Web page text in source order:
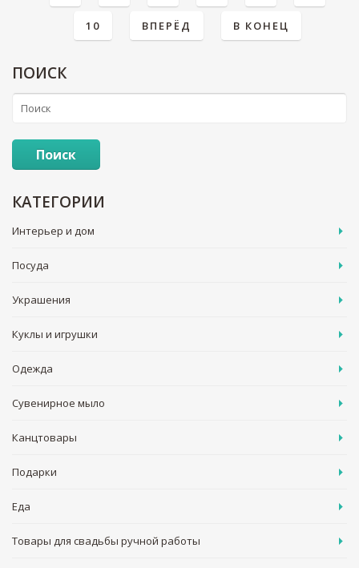
10 ВПЕРЁД В КОНЕЦ
ПОИСК
Поиск
КАТЕГОРИИ
Интерьер и дом
Посуда
Украшения
Куклы и игрушки
Одежда
Сувенирное мыло
Канцтовары
Подарки
Еда
Товары для свадьбы ручной работы